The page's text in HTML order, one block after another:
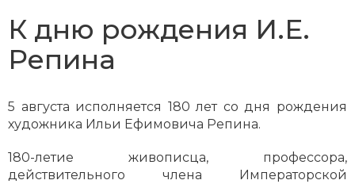
К дню рождения И.Е.
Репина
5 августа исполняется 180 лет со дня рождения
художника Ильи Ефимовича Репина.
180-летие живописца, профессора,
действительного члена Императорской